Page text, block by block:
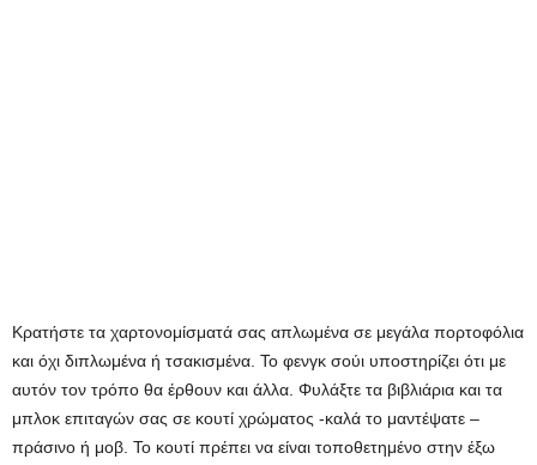
Κρατήστε τα χαρτονομίσματά σας απλωμένα σε μεγάλα πορτοφόλια
και όχι διπλωμένα ή τσακισμένα. Το φενγκ σούι υποστηρίζει ότι με
αυτόν τον τρόπο θα έρθουν και άλλα. Φυλάξτε τα βιβλιάρια και τα
μπλοκ επιταγών σας σε κουτί χρώματος -καλά το μαντέψατε –
πράσινο ή μοβ. Το κουτί πρέπει να είναι τοποθετημένο στην έξω